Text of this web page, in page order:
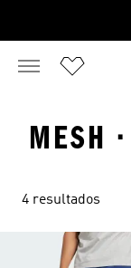
MESH
4 resultados